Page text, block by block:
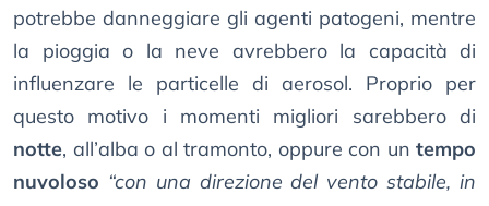
potrebbe danneggiare gli agenti patogeni, mentre
la pioggia o la neve avrebbero la capacità di
influenzare le particelle di aerosol. Proprio per
questo motivo i momenti migliori sarebbero di
notte, all’alba o al tramonto, oppure con un tempo
nuvoloso “con una direzione del vento stabile, in